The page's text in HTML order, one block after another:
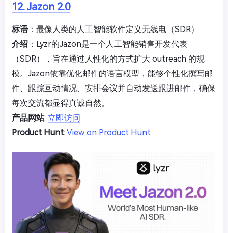
12. Jazon 2.0
标语：最像人类的人工智能软件定义无线电（SDR）
介绍 ：Lyzr的Jazon是一个人工智能销售开发代表
（SDR），旨在通过人性化的方式扩大 outreach 的规
模。Jazon依靠优化邮件的语言模型，能够个性化撰写邮
件、跟踪互动情况、安排会议并自动发送跟进邮件，确保
每次交流都显得真诚自然。
产品网站: 立即访问
Product Hunt: View on Product Hunt